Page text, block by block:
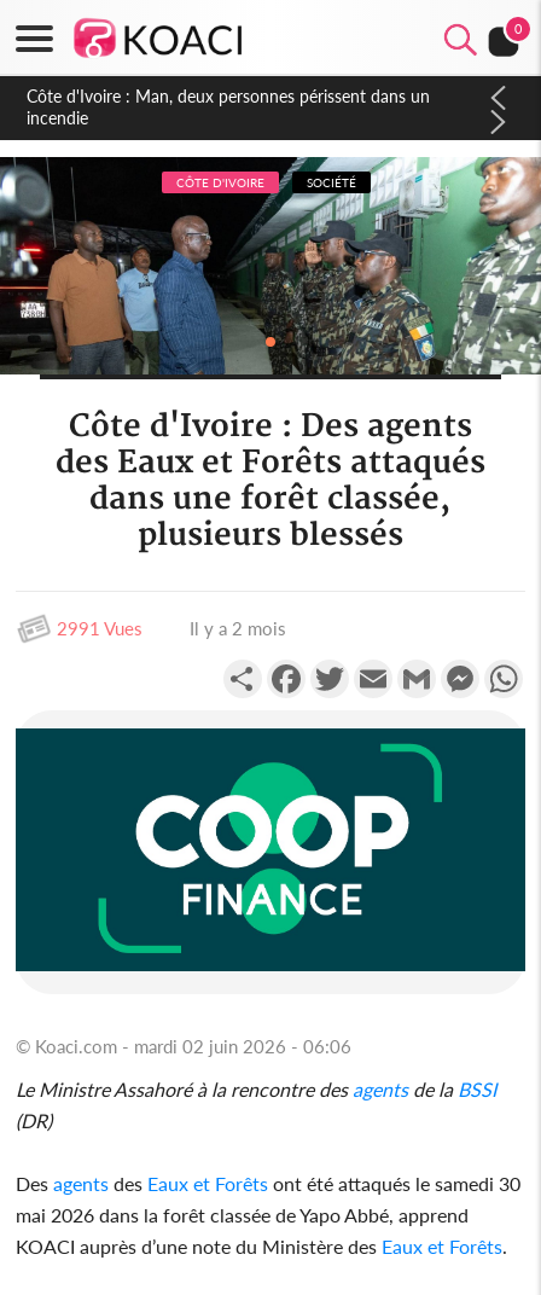
0
Côte d'Ivoire : Séileu, la célébration de la fête nationale
transformée en vaste campagne contre les produits
dépigmentants dangereux
CÔTE D'IVOIRE SOCIÉTÉ
Côte d'Ivoire : Des agents
des Eaux et Forêts attaqués
dans une forêt classée,
plusieurs blessés
2991 Vues Il y a 2 mois
PartagerFacebookTwitterEmail Gmail
© Koaci.com - mardi 02 juin 2026 - 06:06
Le Ministre Assahoré à la rencontre des agentsde la BSSI
(DR)
Desagents des Eaux et Forêts ont été attaqués le samedi 30
mai 2026 dans la forêt classée de Yapo Abbé, apprend
KOACI auprès d’une note du Ministère des Eaux et Forêts